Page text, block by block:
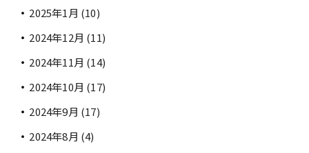
2025年1月 (10)
2024年12月 (11)
2024年11月 (14)
2024年10月 (17)
2024年9月 (17)
2024年8月 (4)